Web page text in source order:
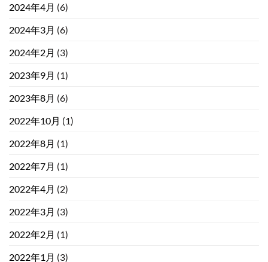
2024年4月 (6)
2024年3月 (6)
2024年2月 (3)
2023年9月 (1)
2023年8月 (6)
2022年10月 (1)
2022年8月 (1)
2022年7月 (1)
2022年4月 (2)
2022年3月 (3)
2022年2月 (1)
2022年1月 (3)